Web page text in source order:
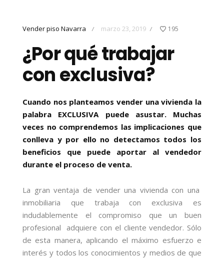
Vender piso Navarra / marzo 23, 2019 / 195
¿Por qué trabajar
con exclusiva?
Cuando nos planteamos vender una vivienda la
palabra EXCLUSIVA puede asustar. Muchas
veces no comprendemos las implicaciones que
conlleva y por ello no detectamos todos los
beneficios que puede aportar al vendedor
durante el proceso de venta.
La gran ventaja de vender una vivienda con una
inmobiliaria que trabaja con exclusiva es
indudablemente el compromiso que un buen
profesional adquiere con el cliente vendedor. Sólo
de esta manera, aplicando el máximo esfuerzo e
interés y todos los conocimientos y medios de que